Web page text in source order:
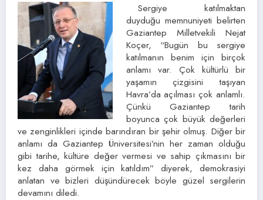
Sergiye katılmaktan
duyduğu memnuniyeti belirten
Gaziantep Milletvekili Nejat
Koçer, “Bugün bu sergiye
katılmanın benim için birçok
anlamı var. Çok kültürlü bir
yaşamın çizgisini taşıyan
Havra’da açılması çok anlamlı.
Çünkü Gaziantep tarih
boyunca çok büyük değerleri
ve zenginlikleri içinde barındıran bir şehir olmuş. Diğer bir
anlamı da Gaziantep Üniversitesi’nin her zaman olduğu
gibi tarihe, kültüre değer vermesi ve sahip çıkmasını bir
kez daha görmek için katıldım” diyerek, demokrasiyi
anlatan ve bizleri düşündürecek böyle güzel sergilerin
devamını diledi.